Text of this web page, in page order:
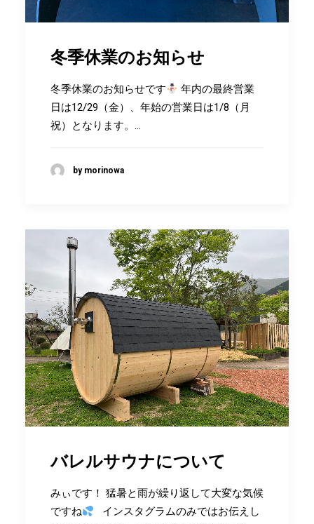
冬季休業のお知らせ
冬季休業のお知らせです
年内の最終営業
日は12/29（金）、年始の営業日は1/8（月
祝）となります。…
by morinowa
バレルサウナについて
みぃです！ 猛暑と雨が繰り返して大変な気候
ですね
インスタグラムのみではお伝えし